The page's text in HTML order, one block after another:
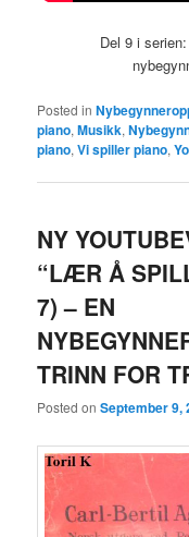
Del 9 i
Posted in
piano,Musikk,
piano,Vi spiller piano,
NY
“LÆR Å
7) – EN
TRINN FOR
Posted onSeptember 9,